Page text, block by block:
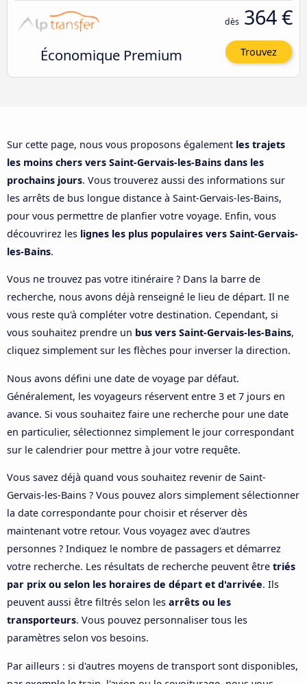
Économique Premium
dès 364 €
Trouvez
Sur cette page, nous vous proposons également les trajets
les moins chers vers Saint-Gervais-les-Bains dans les
prochains jours. Vous trouverez aussi des informations sur
les arrêts de bus longue distance à Saint-Gervais-les-Bains,
pour vous permettre de planfier votre voyage. Enfin, vous
découvrirez les lignes les plus populaires vers Saint-Gervais-
les-Bains.
Vous ne trouvez pas votre itinéraire ? Dans la barre de
recherche, nous avons déjà renseigné le lieu de départ. Il ne
vous reste qu'à compléter votre destination. Cependant, si
vous souhaitez prendre un bus vers Saint-Gervais-les-Bains,
cliquez simplement sur les flèches pour inverser la direction.
Nous avons défini une date de voyage par défaut.
Généralement, les voyageurs réservent entre 3 et 7 jours en
avance. Si vous souhaitez faire une recherche pour une date
en particulier, sélectionnez simplement le jour correspondant
sur le calendrier pour mettre à jour votre requête.
Vous savez déjà quand vous souhaitez revenir de Saint-
Gervais-les-Bains ? Vous pouvez alors simplement sélectionner
la date correspondante pour choisir et réserver dès
maintenant votre retour. Vous voyagez avec d'autres
personnes ? Indiquez le nombre de passagers et démarrez
votre recherche. Les résultats de recherche peuvent être triés
par prix ou selon les horaires de départ et d'arrivée. Ils
peuvent aussi être filtrés selon les arrêts ou les
transporteurs. Vous pouvez personnaliser tous les
paramètres selon vos besoins.
Par ailleurs : si d'autres moyens de transport sont disponibles,